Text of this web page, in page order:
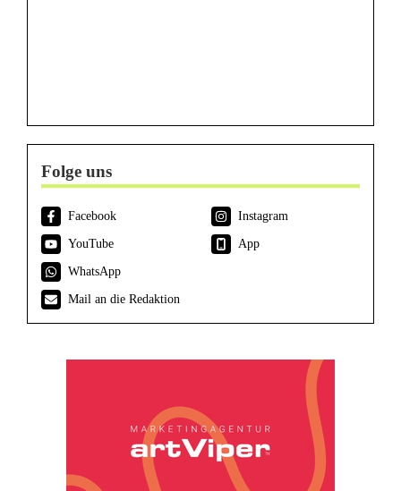
Folge uns
Facebook
Instagram
YouTube
App
WhatsApp
Mail an die Redaktion